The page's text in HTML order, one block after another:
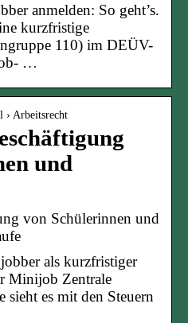
anmelden: So geht’s.
kurzfristige
110) im DEÜV-
…
› Arbeitsrecht
und
von Schülerinnen und
als kurzfristiger
Minijob Zentrale
sieht es mit den Steuern